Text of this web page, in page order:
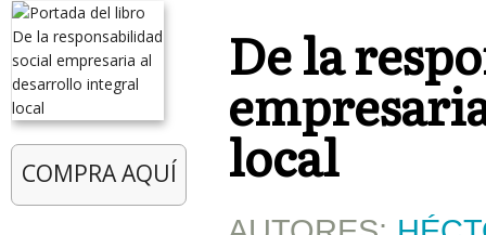
COMPRA AQUÍ
De la
local